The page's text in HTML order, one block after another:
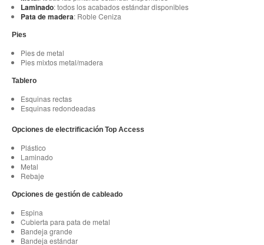
Laminado: todos los acabados estándar disponibles
Pata de madera: Roble Ceniza
Pies
Pies de metal
Pies mixtos metal/madera
Tablero
Esquinas rectas
Esquinas redondeadas
Opciones de electrificación Top Access
Plástico
Laminado
Metal
Rebaje
Opciones de gestión de cableado
Espina
Cubierta para pata de metal
Bandeja grande
Bandeja estándar